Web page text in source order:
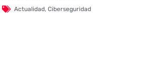
Actualidad,Ciberseguridad